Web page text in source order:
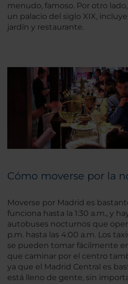
menudo, famoso. Por otro
un palacio del siglo XIX,
jardín y restaurante.
Cómo moverse por la
Moverse por Madrid es
funciona hasta la 1:30 a.m., y
autobuses nocturnos que
p.m. hasta las 4:00 a.m. Los
se pueden tomar fácilmente
que caminar por el centro
ya que el Madrid Central es
está lleno de gente, sin